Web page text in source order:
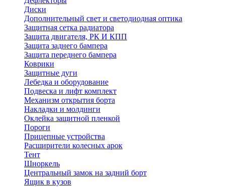
Диски
Дополнительный свет и светодиодная оптика
Защитная сетка радиатора
Защита двигателя, РК И КПП
Защита заднего бампера
Защита переднего бампера
Коврики
Защитные дуги
Лебедка и оборудование
Подвеска и лифт комплект
Механизм открытия борта
Накладки и молдинги
Оклейка защитной пленкой
Пороги
Прицепные устройства
Расширители колесных арок
Тент
Шноркель
Центральный замок на задний борт
Ящик в кузов